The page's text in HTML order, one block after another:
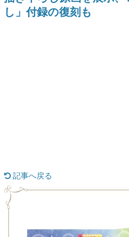
赫本
この物語を解いてはいけな
し」付録の復刻も
記事へ戻る